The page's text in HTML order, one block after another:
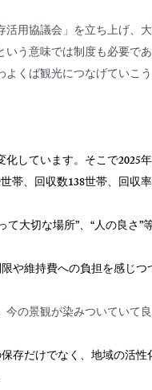
用協議会」を立ち上げ、
う意味では制度も必要であ
くば観光につなげていこ
しています。そこで2025
帯、回収数138世帯、回収
て大切な場所”、“人の良さ
や維持費への負担を感じ
の景観が染みついていて
存だけでなく、地域の活性